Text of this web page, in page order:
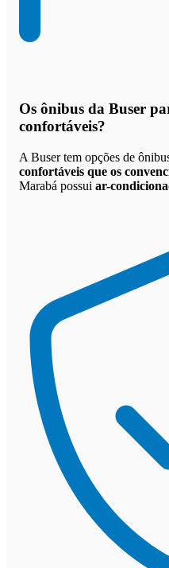
Os ônibus da Buser
confortáveis?
A Buser tem opções de
confortáveis que os
Marabá possui ar-